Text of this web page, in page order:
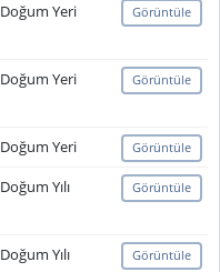
Doğum Yeri Görüntüle
Doğum Yeri Görüntüle
Doğum Yeri Görüntüle
Doğum Yılı Görüntüle
Doğum Yılı Görüntüle